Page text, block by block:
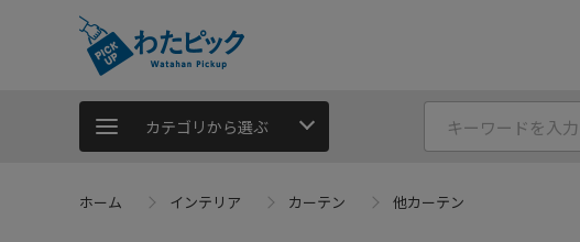
カテゴリから選ぶ
ホーム インテリア カーテン 他カーテン